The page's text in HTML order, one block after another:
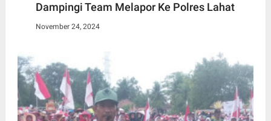
Dampingi Team Melapor Ke Polres Lahat
November 24, 2024